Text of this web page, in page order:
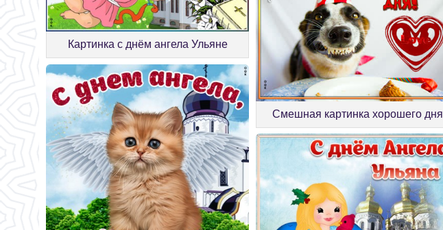
Картинка с днём ангела Ульяне
Смешная картинка хорошего дня